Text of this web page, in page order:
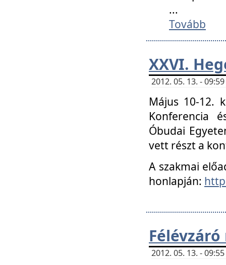
...
Tovább
XXVI.
2012. 05. 13. -
Május 10-12.
Konferencia
Óbudai
vett részt a
A szakmai
honlapján:
2012. 05. 13. -